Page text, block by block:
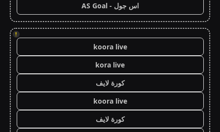
اس جول - AS Goal
!
koora live
kora live
كورة لايف
koora live
كورة لايف